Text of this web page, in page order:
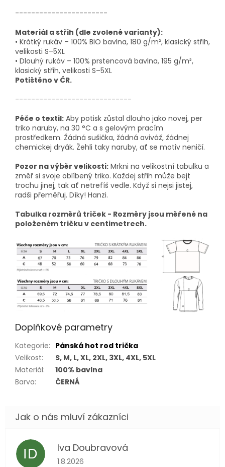
-----------------------
Materiál a střih (dle zvolené varianty):
• Krátký rukáv – 100% BIO bavlna, 180 g/m², klasický střih,
velikosti S–5XL
• Dlouhý rukáv – 100% prstencová bavlna, 195 g/m²,
klasický střih, velikosti S–5XL
Potištěno v ČR.
-----------------------------
Péče o textil: Aby potisk zůstal dlouho jako novej, per
triko naruby, na 30 °C a s gelovým pracím
prostředkem. Žádná sušička, žádná aviváž, žádnej
chemickej dryák. Žehli taky naruby, ať se motiv neničí.
Pozor na výběr velikosti: Mrkni na velikostní tabulku a
změř si svoje oblíbený triko. Každej střih může bejt
trochu jinej, tak ať netrefíš vedle. Když si nejsi jistej,
radši přeměřuj. Díky! Hanzi.
Tabulka rozměrů triček - Rozměry jsou měřené na
položeném tričku v centimetrech.
Doplňkové parametry
Kategorie: Pánská hot rod trička
Velikost:
S, M, L, XL, 2XL, 3XL, 4XL, 5XL
Materiál:
100% bavlna
Barva: ČERNÁ
ID Iva Doubravová
Hodnocení obchodu je 5 z 5 hvězdiček.
1.8.2026